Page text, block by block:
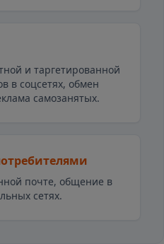
и таргетированной
в соцсетях, обмен
самозанятых.
почте, общение в
сетях.